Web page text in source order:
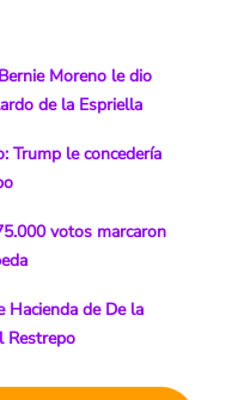
Moreno le dio
de la Espriella
Trump le concedería
votos marcaron
Hacienda de De la
Restrepo